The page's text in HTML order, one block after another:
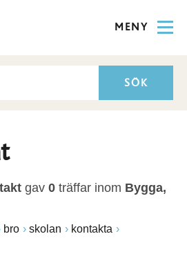
MENY
gav 0 träffar inom Bygga,
bro skolan kontakta